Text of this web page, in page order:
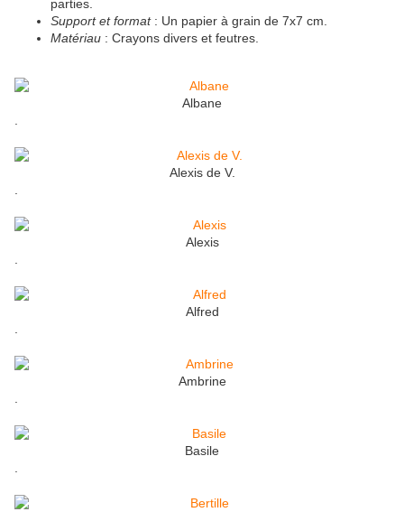
parties.
Support et format : Un papier à grain de 7x7 cm.
Matériau : Crayons divers et feutres.
Albane
Alexis de V.
Alexis
Alfred
Ambrine
Basile